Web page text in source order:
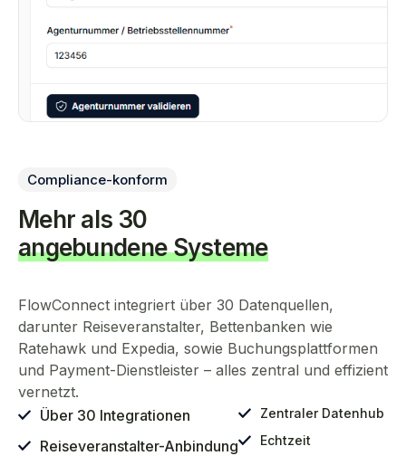
Compliance-konform
Mehr als 30
angebundene Systeme
FlowConnect integriert über 30 Datenquellen,
darunter Reiseveranstalter, Bettenbanken wie
Ratehawk und Expedia, sowie Buchungsplattformen
und Payment-Dienstleister – alles zentral und effizient
vernetzt.
Über 30 Integrationen
Reiseveranstalter-Anbindung
Zentraler Datenhub
Echtzeit